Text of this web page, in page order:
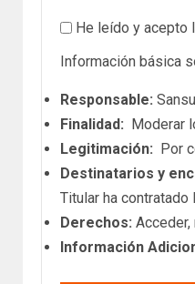
He leído y acepto
Información básica
Responsable:
Finalidad: Moderar
Legitimación: Por
Destinatarios y
Titular ha
Derechos:
Información